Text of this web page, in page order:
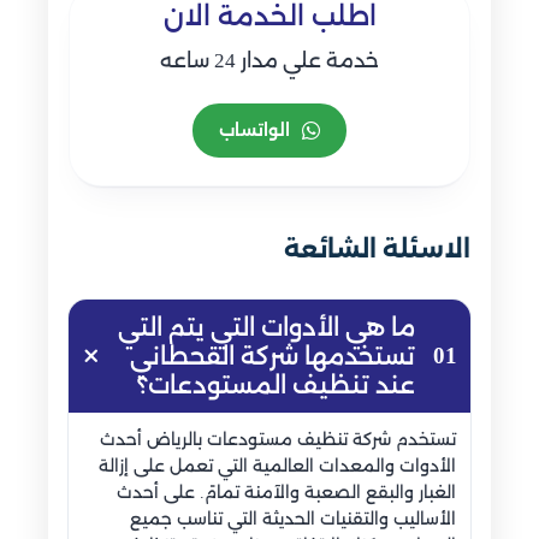
اطلب الخدمة الان
خدمة علي مدار 24 ساعه
الواتساب
الاسئلة الشائعة
01
ما هي الأدوات التي يتم التي
تستخدمها شركة القحطاني
عند تنظيف المستودعات؟
تستخدم شركة تنظيف مستودعات بالرياض أحدث
الأدوات والمعدات العالمية التي تعمل على إزالة
الغبار والبقع الصعبة والآمنة تمامً. على أحدث
الأساليب والتقنيات الحديثة التي تناسب جميع